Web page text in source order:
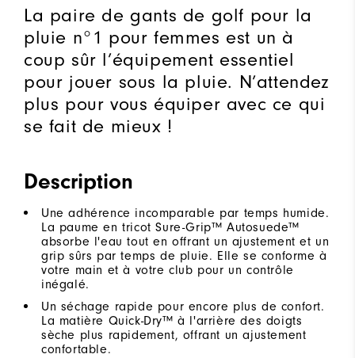
La paire de gants de golf pour la
pluie n°1 pour femmes est un à
coup sûr l’équipement essentiel
pour jouer sous la pluie. N’attendez
plus pour vous équiper avec ce qui
se fait de mieux !
Description
Une adhérence incomparable par temps humide.
La paume en tricot Sure-Grip™ Autosuede™
absorbe l'eau tout en offrant un ajustement et un
grip sûrs par temps de pluie. Elle se conforme à
votre main et à votre club pour un contrôle
inégalé.
Un séchage rapide pour encore plus de confort.
La matière Quick-Dry™ à l'arrière des doigts
sèche plus rapidement, offrant un ajustement
confortable.